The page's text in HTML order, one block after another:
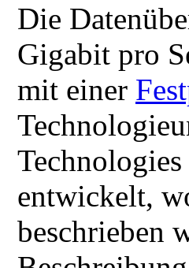
Die
Gigabit pro
mit einer
entwickelt,
beschrieben